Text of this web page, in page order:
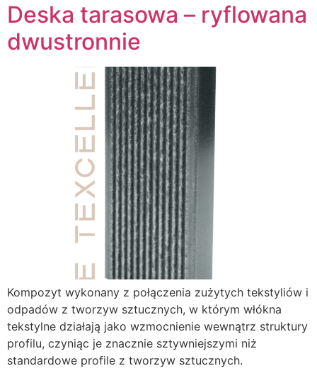
Deska tarasowa – ryflowana
dwustronnie
Kompozyt wykonany z połączenia zużytych tekstyliów i
odpadów z tworzyw sztucznych, w którym włókna
tekstylne działają jako wzmocnienie wewnątrz struktury
profilu, czyniąc je znacznie sztywniejszymi niż
standardowe profile z tworzyw sztucznych.